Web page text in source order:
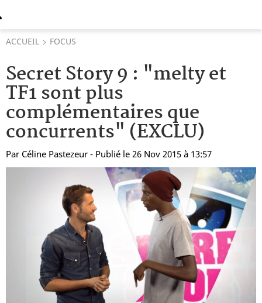
ACCUEIL FOCUS
Secret Story 9 : "melty et
TF1 sont plus
complémentaires que
concurrents" (EXCLU)
Par Céline Pastezeur - Publié le 26 Nov 2015 à 13:57